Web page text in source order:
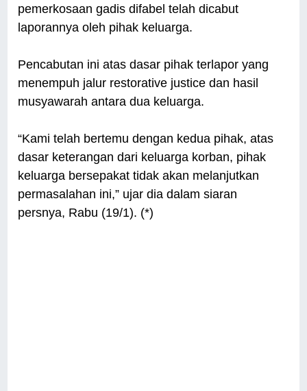
pemerkosaan gadis difabel telah dicabut
laporannya oleh pihak keluarga.
Pencabutan ini atas dasar pihak terlapor yang
menempuh jalur restorative justice dan hasil
musyawarah antara dua keluarga.
“Kami telah bertemu dengan kedua pihak, atas
dasar keterangan dari keluarga korban, pihak
keluarga bersepakat tidak akan melanjutkan
permasalahan ini,” ujar dia dalam siaran
persnya, Rabu (19/1). (*)